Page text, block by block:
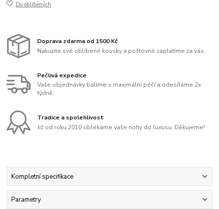
Do oblíbených
Doprava zdarma od 1500 Kč
Nakupte své oblíbené kousky a poštovné zaplatíme za vás.
Pečlivá expedice
Vaše objednávky balíme s maximální péčí a odesíláme 2x
týdně.
Tradice a spolehlivost
Již od roku 2010 oblékáme vaše nohy do luxusu. Děkujeme!
Kompletní specifikace
Parametry